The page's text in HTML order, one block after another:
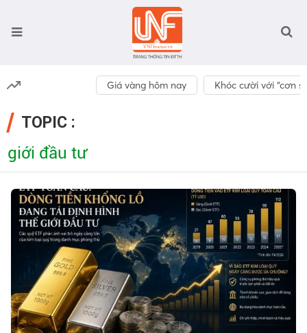
Giá vàng hôm nay Khóc cười với “cơn
TOPIC :
giới đầu tư